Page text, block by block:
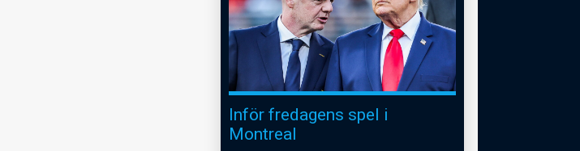
Inför fredagens spel i
Montreal